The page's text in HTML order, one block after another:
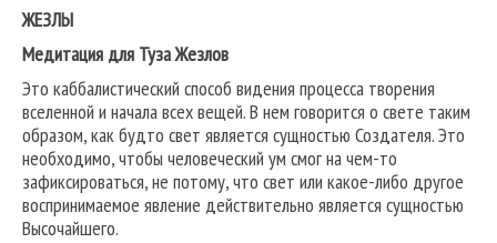
ЖЕЗЛЫ
Медитация для Туза Жезлов
Это каббалистический способ видения процесса творения
вселенной и начала всех вещей. В нем говорится о свете таким
образом, как будто свет является сущностью Создателя. Это
необходимо, чтобы человеческий ум смог на чем-то
зафиксироваться, не потому, что свет или какое-либо другое
воспринимаемое явление действительно является сущностью
Высочайшего.